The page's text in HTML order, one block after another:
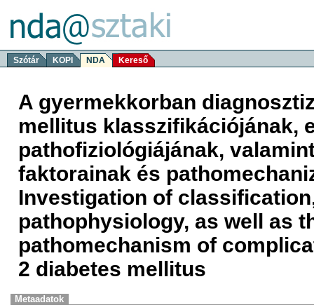
Szótár KOPI NDA Kereső
A gyermekkorban
mellitus klasszifikációjának,
pathofiziológiájának,
faktorainak és
Investigation of
pathophysiology, as well as
pathomechanism of
2 diabetes mellitus
Metaadatok